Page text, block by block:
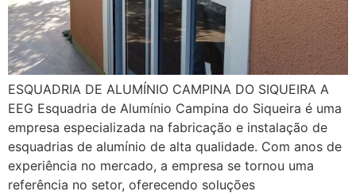
ESQUADRIA DE ALUMÍNIO CAMPINA DO SIQUEIRA A
EEG Esquadria de Alumínio Campina do Siqueira é uma
empresa especializada na fabricação e instalação de
esquadrias de alumínio de alta qualidade. Com anos de
experiência no mercado, a empresa se tornou uma
referência no setor, oferecendo soluções